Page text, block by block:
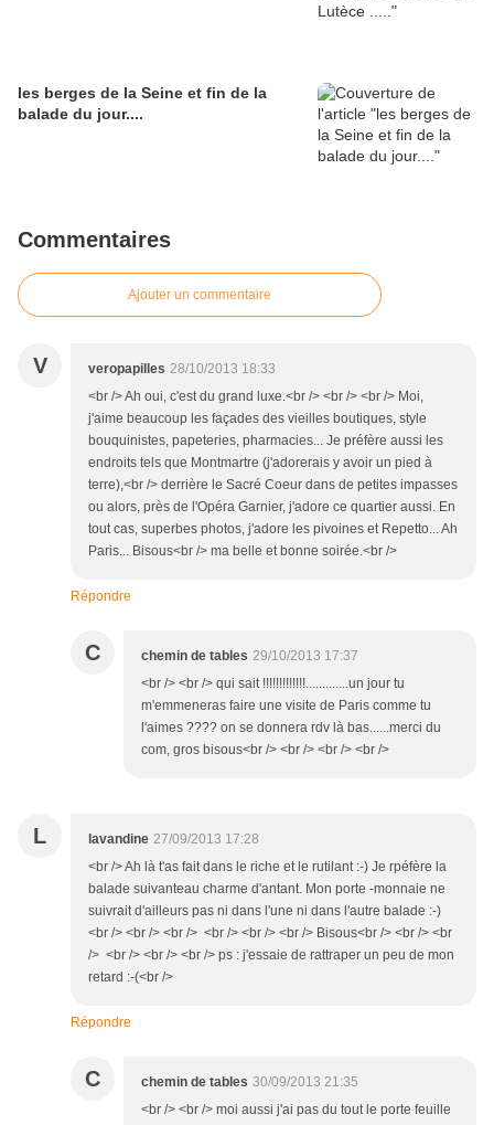
les berges de la Seine et fin de la
balade du jour....
Commentaires
Ajouter un commentaire
V veropapilles 28/10/2013 18:33
<br /> Ah oui, c'est du grand luxe.<br /> <br /> <br /> Moi,
j'aime beaucoup les façades des vieilles boutiques, style
bouquinistes, papeteries, pharmacies... Je préfère aussi les
endroits tels que Montmartre (j'adorerais y avoir un pied à
terre),<br /> derrière le Sacré Coeur dans de petites impasses
ou alors, près de l'Opéra Garnier, j'adore ce quartier aussi. En
tout cas, superbes photos, j'adore les pivoines et Repetto... Ah
Paris... Bisous<br /> ma belle et bonne soirée.<br />
Répondre
C chemin de tables 29/10/2013 17:37
<br /> <br /> qui sait !!!!!!!!!!!!!.............un jour tu
m'emmeneras faire une visite de Paris comme tu
l'aimes ???? on se donnera rdv là bas......merci du
com, gros bisous<br /> <br /> <br /> <br />
L lavandine 27/09/2013 17:28
<br /> Ah là t'as fait dans le riche et le rutilant :-) Je rpéfère la
balade suivanteau charme d'antant. Mon porte -monnaie ne
suivrait d'ailleurs pas ni dans l'une ni dans l'autre balade :-)
<br /> <br /> <br /> <br /> <br /> <br /> Bisous<br /> <br /> <br
/> <br /> <br /> <br /> ps : j'essaie de rattraper un peu de mon
retard :-(<br />
Répondre
C chemin de tables 30/09/2013 21:35
<br /> <br /> moi aussi j'ai pas du tout le porte feuille